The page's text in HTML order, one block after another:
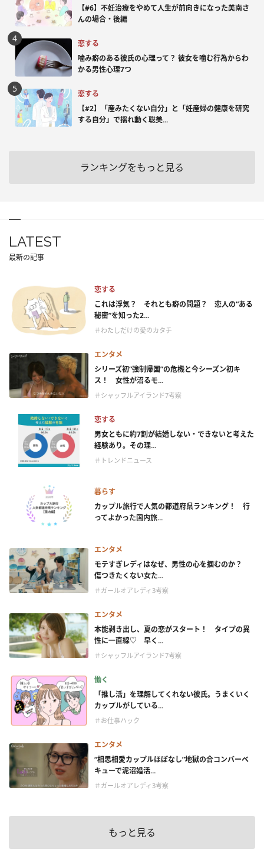
【#6】不妊治療をやめて人生が前向きになった美南さ
んの場合・後編
恋する
噛み癖のある彼氏の心理って？ 彼女を噛む行為からわ
かる男性心理7つ
恋する
【#2】「産みたくない自分」と「妊産婦の健康を研究
する自分」で揺れ動く聡美...
ランキングをもっと見る
LATEST
最新の記事
恋する
これは浮気？ それとも癖の問題？ 恋人の“ある
秘密”を知った2...
＃わたしだけの愛のカタチ
エンタメ
シリーズ初“強制帰国”の危機と今シーズン初キ
ス！ 女性が沼るモ...
＃シャッフルアイランド7考察
恋する
男女ともに約7割が結婚しない・できないと考えた
経験あり。その理...
＃トレンドニュース
暮らす
カップル旅行で人気の都道府県ランキング！ 行
ってよかった国内旅...
エンタメ
モテすぎレディはなぜ、男性の心を掴むのか？
傷つきたくない女た...
＃ガールオアレディ3考察
エンタメ
本能剥き出し、夏の恋がスタート！ タイプの異
性に一直線♡ 早く...
＃シャッフルアイランド7考察
働く
「推し活」を理解してくれない彼氏。うまくいく
カップルがしている...
＃お仕事ハック
エンタメ
“相思相愛カップルほぼなし”地獄の合コンバーベ
キューで泥沼婚活...
＃ガールオアレディ3考察
もっと見る